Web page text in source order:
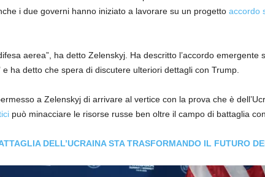
i due governi hanno iniziato a lavorare su un progetto accordo
aerea”, ha detto Zelenskyj. Ha descritto l’accordo emergente
e ha detto che spera di discutere ulteriori dettagli con Trump.
a Zelenskyj di arrivare al vertice con la prova che è
può minacciare le risorse russe ben oltre il campo di battaglia
DELL’UCRAINA STA TRASFORMANDO IL FUTURO